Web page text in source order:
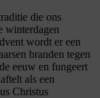
die ons
winterdagen
wordt er een
branden tegen
eeuw en fungeert
als een
Christus